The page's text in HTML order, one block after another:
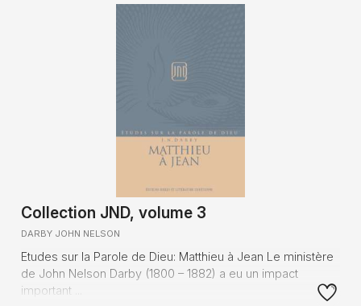
Collection JND, volume 3
DARBY JOHN NELSON
Etudes sur la Parole de Dieu: Matthieu à Jean Le ministère
de John Nelson Darby (1800 – 1882) a eu un impact
important ...